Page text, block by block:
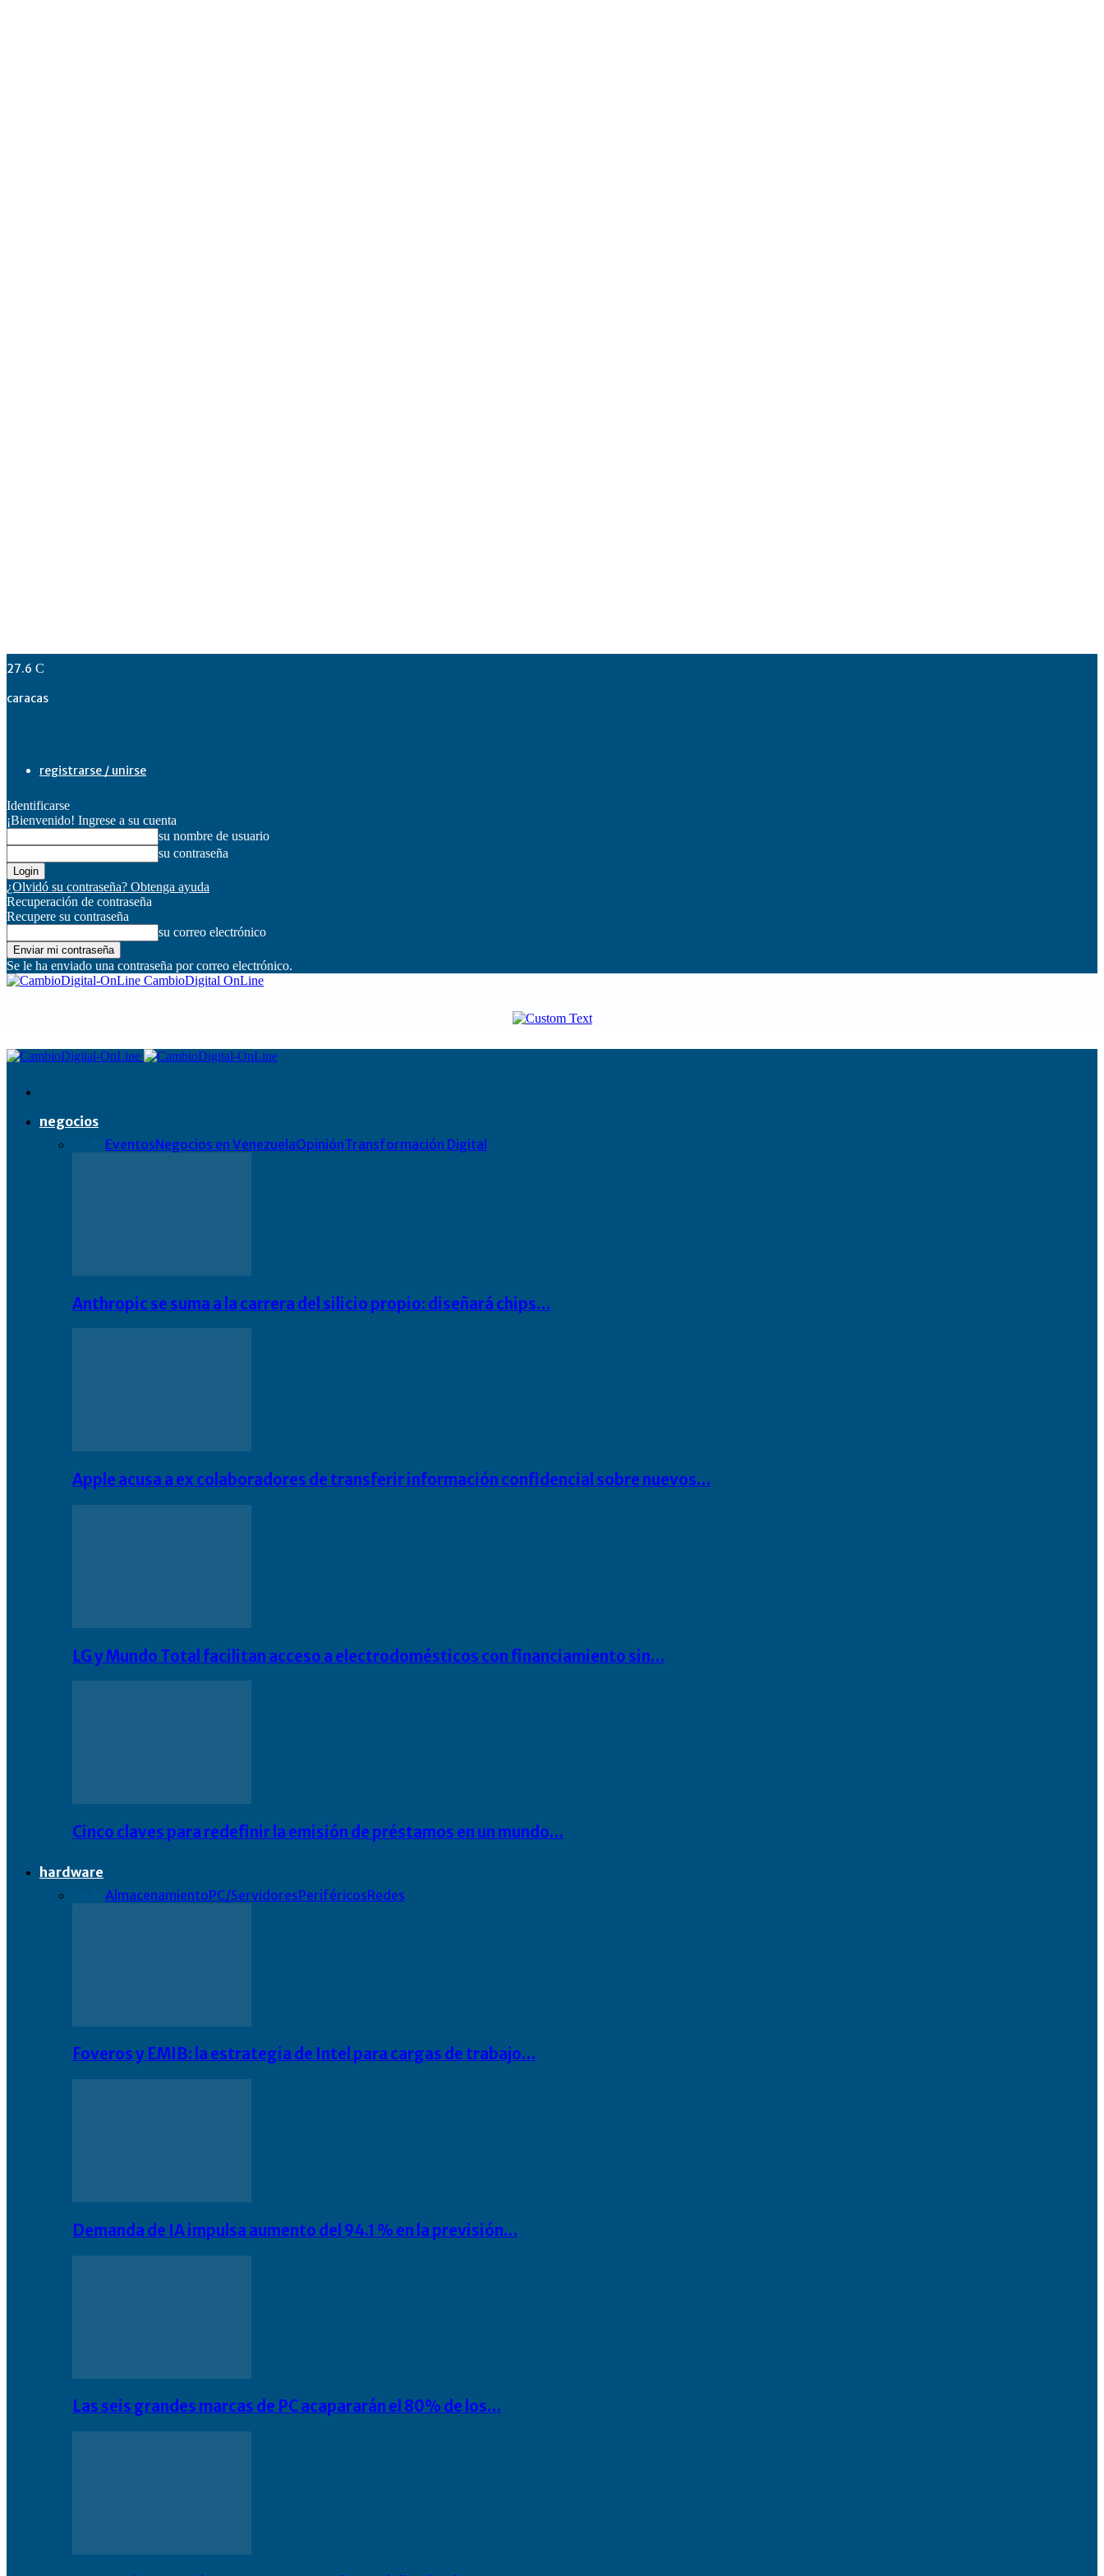
27.6 C
caracas
registrarse / unirse
Identificarse
¡Bienvenido! Ingrese a su cuenta
su nombre de usuario
su contraseña
¿Olvidó su contraseña? Obtenga ayuda
Recuperación de contraseña
Recupere su contraseña
su correo electrónico
Se le ha enviado una contraseña por correo electrónico.
CambioDigital OnLine
negocios
EventosNegocios en VenezuelaOpiniónTransformación Digital
Anthropic se suma a la carrera del silicio propio: diseñará chips…
Apple acusa a ex colaboradores de transferir información confidencial sobre nuevos…
LG y Mundo Total facilitan acceso a electrodomésticos con financiamiento sin…
Cinco claves para redefinir la emisión de préstamos en un mundo…
hardware
AlmacenamientoPC/ServidoresPeriféricosRedes
Foveros y EMIB: la estrategia de Intel para cargas de trabajo…
Demanda de IA impulsa aumento del 94.1 % en la previsión…
Las seis grandes marcas de PC acapararán el 80% de los…